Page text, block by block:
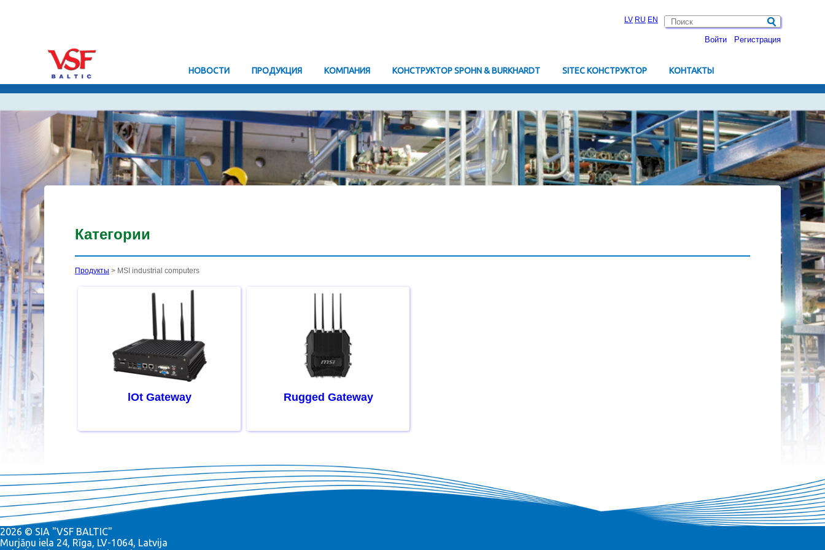
LV RU EN
Войти Pегистрация
HОВОСТИ ПРОДУКЦИЯ KОМПАНИЯ КОНСТРУКТОР SPOHN & BURKHARDT SITEC КОНСТРУКТОР KОНТАКТЫ
Категории
Продукты > MSI industrial computers
lOt Gateway Rugged Gateway
2026 © SIA "VSF BALTIC"
Murjāņu iela 24, Rīga, LV-1064, Latvija